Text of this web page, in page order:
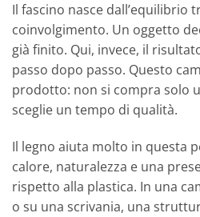
Il fascino nasce dall’equilibrio
coinvolgimento. Un oggetto
già finito. Qui, invece, il
passo dopo passo. Questo
prodotto: non si compra solo
sceglie un tempo di qualità.
Il legno aiuta molto in questa
calore, naturalezza e una
rispetto alla plastica. In una
o su una scrivania, una